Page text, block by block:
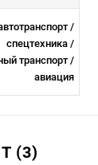
/
спецтехника /
транспорт /
авиация
(3)